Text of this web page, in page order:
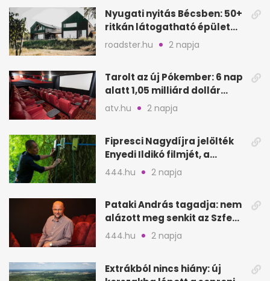
Nyugati nyitás Bécsben: 50+
ritkán látogatható épület
nyílik meg
roadster.hu 2 napja
Tarolt az új Pókember: 6 nap
alatt 1,05 milliárd dollár
bevétel
atv.hu 2 napja
Fipresci Nagydíjra jelölték
Enyedi Ildikó filmjét, a
Csendes barátot
444.hu 2 napja
Pataki András tagadja: nem
alázott meg senkit az Szfe
felvételijén
444.hu 2 napja
Extrákból nincs hiány: új